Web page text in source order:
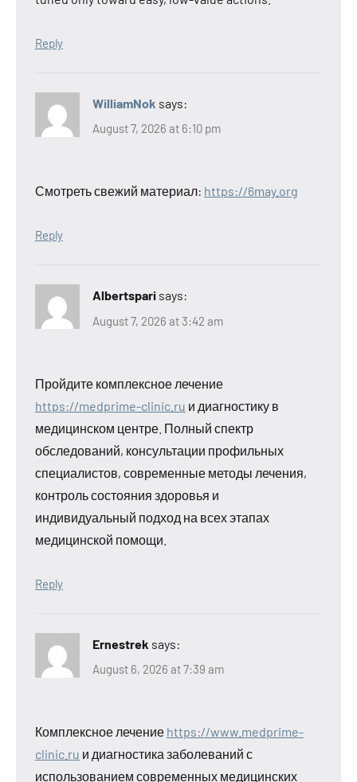
Reply
WilliamNok says:
August 7, 2026 at 6:10 pm
Смотреть свежий материал: https://6may.org
Reply
Albertspari says:
August 7, 2026 at 3:42 am
Пройдите комплексное лечение
https://medprime-clinic.ru и диагностику в
медицинском центре. Полный спектр
обследований, консультации профильных
специалистов, современные методы лечения,
контроль состояния здоровья и
индивидуальный подход на всех этапах
медицинской помощи.
Reply
Ernestrek says:
August 6, 2026 at 7:39 am
Комплексное лечение https://www.medprime-
clinic.ru и диагностика заболеваний с
использованием современных медицинских